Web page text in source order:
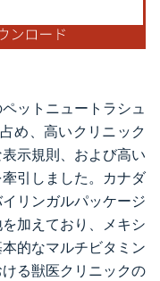
ットニュートラシュ
め、高いクリニック
示規則、および高い
引しました。カナダ
リンガルパッケージ
加えており、メキシ
的なマルチビタミン
る獣医クリニックの